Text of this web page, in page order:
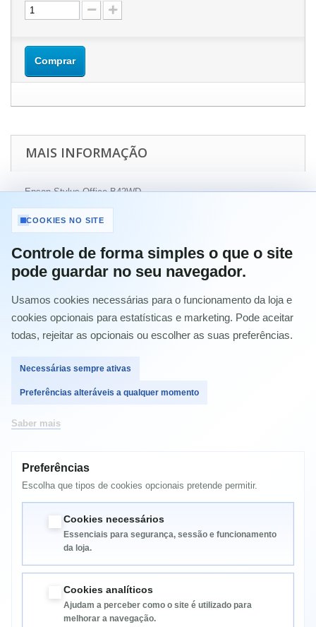
Comprar
MAIS INFORMAÇÃO
Epson Stylus Office B42WD
Epson Stylus Office BX305FW
Epson Stylus Office BX305FW Plus
Epson Stylus Office BX525WD
Epson Stylus Office BX535WD
Epson Stylus Office BX625FWD
Epson Stylus Office BX630FW
Epson Stylus Office BX635FWD
Epson Stylus Office BX925FWD
Epson Stylus Office BX935FWD
Epson Stylus SX230
Epson Stylus SX420W
Epson Stylus SX430W
Epson Stylus SX440W
Epson Stylus SX620FW
Epson WorkForce WF-7015
COOKIES NO SITE
Controle de forma simples o que o site
pode guardar no seu navegador.
Usamos cookies necessárias para o funcionamento da loja e
cookies opcionais para estatísticas e marketing. Pode aceitar
todas, rejeitar as opcionais ou escolher as suas preferências.
Necessárias sempre ativas
Preferências alteráveis a qualquer momento
Saber mais
Preferências
Escolha que tipos de cookies opcionais pretende permitir.
Cookies necessários
Essenciais para segurança, sessão e funcionamento
da loja.
Cookies analíticos
Ajudam a perceber como o site é utilizado para
melhorar a navegação.